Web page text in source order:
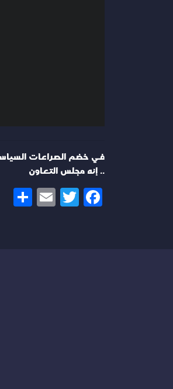
في خضم الصراعات
.. إنه مجلس التعاون
Facebook
Twitter
Email